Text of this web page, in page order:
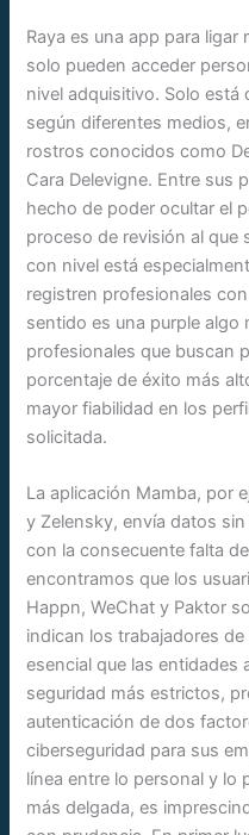
Raya es una app para ligar
solo pueden acceder
nivel adquisitivo. Solo está
según diferentes medios,
rostros conocidos como
Cara Delevigne. Entre sus
hecho de poder ocultar el
proceso de revisión al que
con nivel está
registren profesionales
sentido es una purple algo
profesionales que buscan
porcentaje de éxito más
mayor fiabilidad en los
solicitada.
La aplicación Mamba, por
y Zelensky, envía datos
con la consecuente falta
encontramos que los
Happn, WeChat y Paktor
indican los trabajadores
esencial que las
seguridad más estrictos,
autenticación de dos
ciberseguridad para sus
línea entre lo personal y lo
más delgada, es